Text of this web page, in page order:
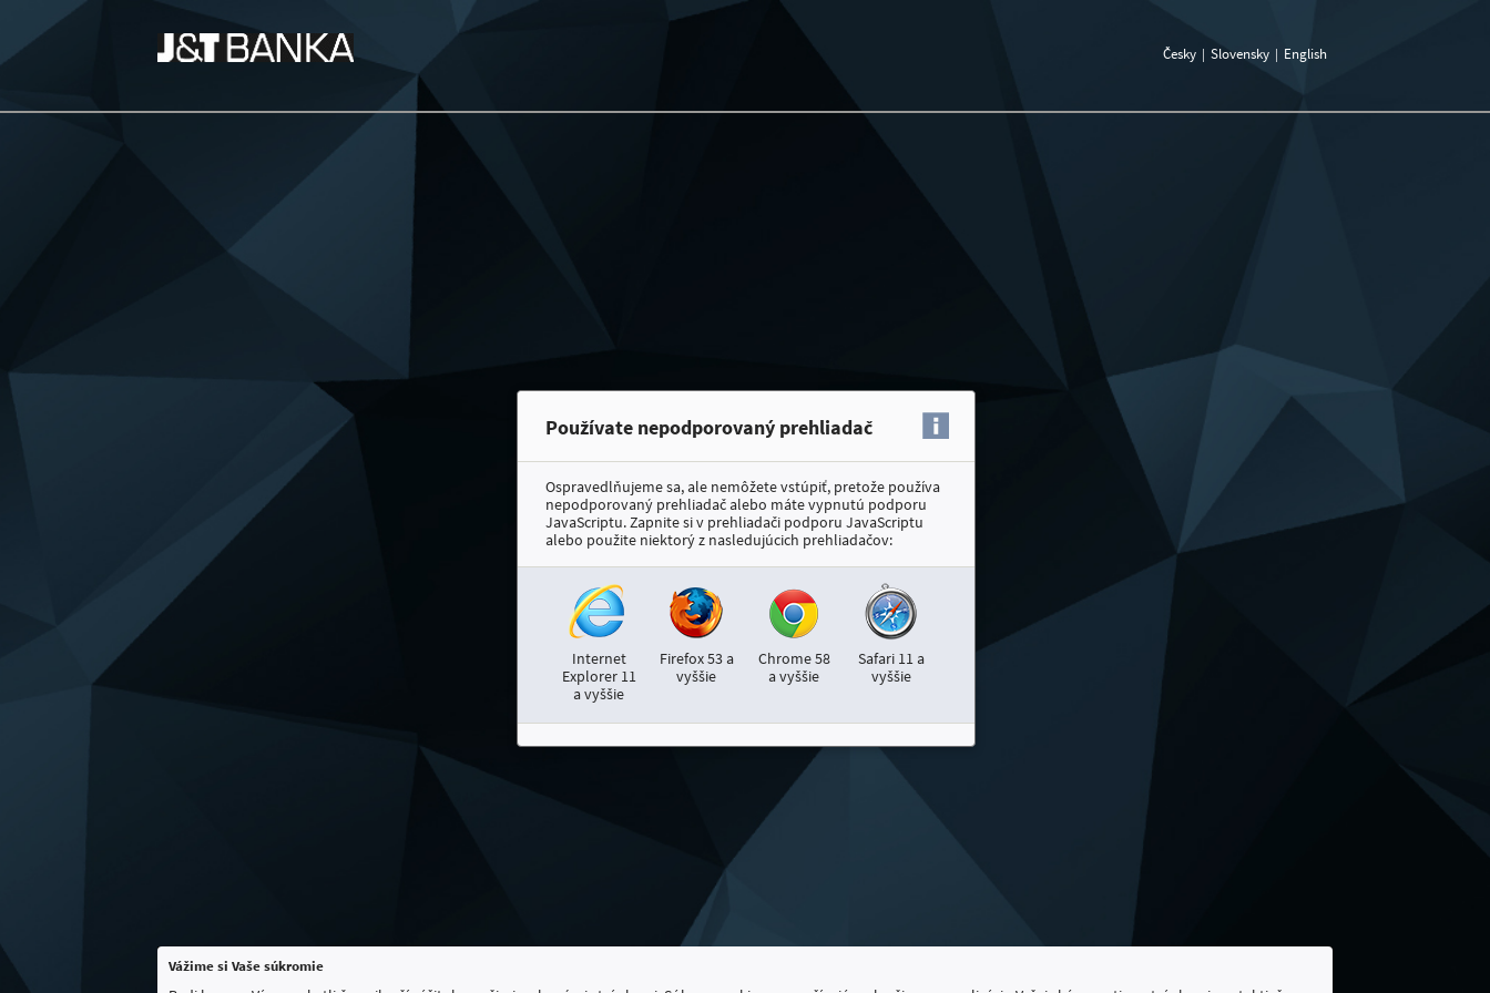
Česky Slovensky English
Používate nepodporovaný prehliadač
Ospravedlňujeme sa, ale nemôžete vstúpiť, pretože používa
nepodporovaný prehliadač alebo máte vypnutú podporu
JavaScriptu. Zapnite si v prehliadači podporu JavaScriptu
alebo použite niektorý z nasledujúcich prehliadačov:
Internet
Explorer 11
a vyššie
Firefox 53 a
vyššie
Chrome 58
a vyššie
Safari 11 a
vyššie
Vážime si Vaše súkromie